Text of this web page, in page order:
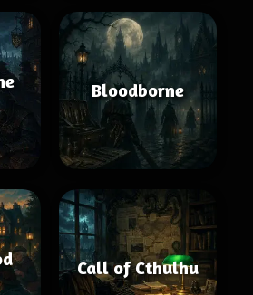
Bloodborne
Call of Cthulhu